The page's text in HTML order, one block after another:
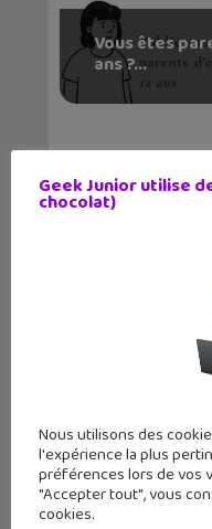
Vous êtes
ans ?...
Les gestes
Covid-19 vus
Geek Junior utilise
chocolat)
Nous utilisons des
l'expérience la plus
préférences lors de vos
"Accepter tout", vous
cookies.